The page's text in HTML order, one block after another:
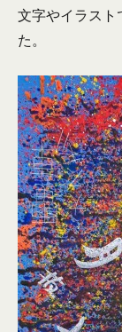
文字やイラスト
た。